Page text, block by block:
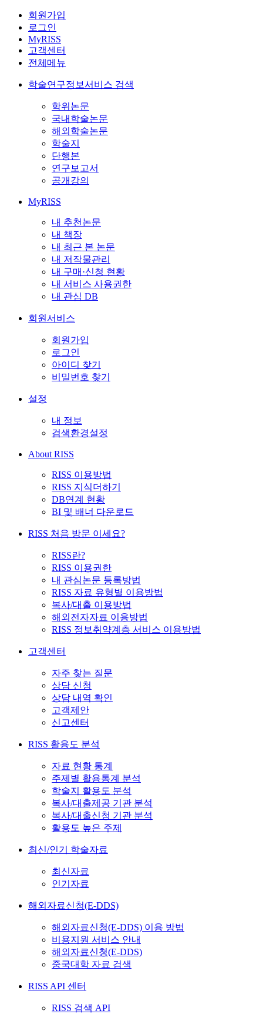
회원가입
로그인
MyRISS
고객센터
전체메뉴
학술연구정보서비스 검색
학위논문
국내학술논문
해외학술논문
학술지
단행본
연구보고서
공개강의
MyRISS
내 추천논문
내 책장
내 최근 본 논문
내 저작물관리
내 구매·신청 현황
내 서비스 사용권한
내 관심 DB
회원서비스
회원가입
로그인
아이디 찾기
비밀번호 찾기
설정
내 정보
검색환경설정
About RISS
RISS 이용방법
RISS 지식더하기
DB연계 현황
BI 및 배너 다운로드
RISS 처음 방문 이세요?
RISS란?
RISS 이용권한
내 관심논문 등록방법
RISS 자료 유형별 이용방법
복사/대출 이용방법
해외전자자료 이용방법
RISS 정보취약계층 서비스 이용방법
고객센터
자주 찾는 질문
상담 신청
상담 내역 확인
고객제안
신고센터
RISS 활용도 분석
자료 현황 통계
주제별 활용통계 분석
학술지 활용도 분석
복사/대출제공 기관 분석
복사/대출신청 기관 분석
활용도 높은 주제
최신/인기 학술자료
최신자료
인기자료
해외자료신청(E-DDS)
해외자료신청(E-DDS) 이용 방법
비용지원 서비스 안내
해외자료신청(E-DDS)
중국대학 자료 검색
RISS API 센터
RISS 검색 API